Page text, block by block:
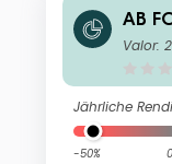
AB
o AT
Valor:
Jährliche
-50%